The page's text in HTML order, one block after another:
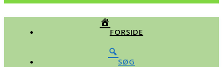
FORSIDE
SØG